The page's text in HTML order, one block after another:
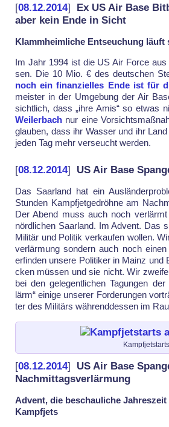
[08.12.2014] Ex US Air Base
aber kein Ende in Sicht
Klammheimliche Entseuchung läuft
Im Jahr 1994 ist die US Air For­ce
sen. Die 10 Mio. € des deut­schen
noch ein fi­nan­zi­el­les En­de ist für
meis­ter in der Um­ge­bung der Air
sicht­lich, dass „ih­re Amis“ so et­was
Wei­ler­bach nur ei­ne
glau­ben, dass ihr Was­ser und ihr
je­den Tag mehr ver­seucht wer­den.
[08.12.2014] US Air Base
Das Saar­land hat ein
Stun­den Kampf­jet­ge­dröh­ne am
Der Abend muss auch noch
nörd­li­chen Saar­land. Im Ad­vent. Das
Mi­litär und Po­li­tik ver­kau­fen wol­len.
ver­lär­mung son­dern auch noch
er­fin­den un­se­re Po­li­ti­ker in Mainz
cken müs­sen und sie nicht. Wir
bei den ge­le­gent­li­chen Ta­gun­gen
lärm“ ei­ni­ge un­se­rer For­de­run­gen
ter des Mi­li­tärs während­des­sen im
[08.12.2014] US Air Base
Nachmittagsverlärmung
Advent, die beschauliche
Kampfjets